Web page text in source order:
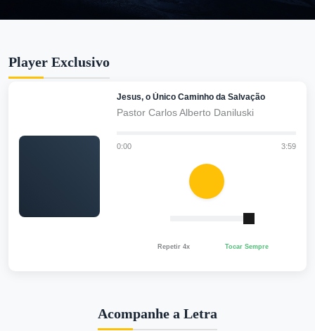
Player Exclusivo
Jesus, o Único Caminho da Salvação
Pastor Carlos Alberto Daniluski
0:00 3:59
Repetir 4x Tocar Sempre
Acompanhe a Letra